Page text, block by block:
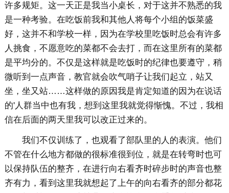
许多规矩。这一天正是我当小桌长，对于这并不熟悉的我
是一种考验。在吃饭前我和其他人将每个小组的饭菜盛
好，这并不和学校一样，因为在学校里吃饭时总会有许多
人挑食，不愿意吃的菜都不会去打，而在这里所有的菜都
是平均分的。不仅是这样就是吃饭时的纪律也要遵守，稍
微听到一点声音，教官就会吹气哨子让我们起立，站又
坐，坐又站……这样做的原因我是肯定知道的因为在说话
的'人群当中也有我，想到这里我就觉得惭愧。不过，我相
信在后面的两天里我可以改正过来的。
我们不仅训练了，也观看了部队里的人的表演。他们
不管在什么地方都做的很标准很到位，就是在转弯时也可
以保持队伍的整齐，在进行向右看齐时碎步时的声音也整
齐有力，看到这里我就想起了上午的向右看齐的部分都花